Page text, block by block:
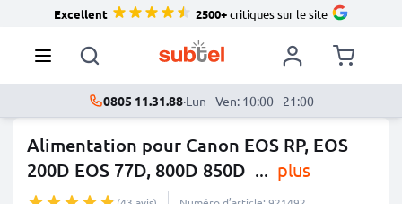
Excellent 2500+critiques sur le site
0805 11.31.88·Lun - Ven: 10:00 - 21:00
Alimentation pour Canon EOS RP, EOS
200D EOS 77D, 800D 850D ... plus